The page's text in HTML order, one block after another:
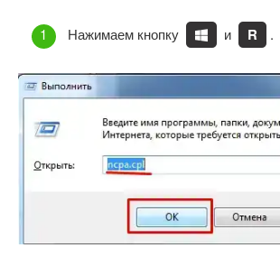
Нажимаем кнопку и R .